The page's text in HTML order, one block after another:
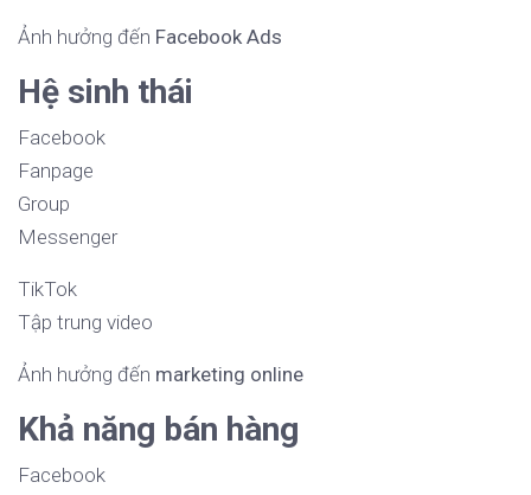
Ảnh hưởng đến Facebook Ads
Hệ sinh thái
Facebook
Fanpage
Group
Messenger
TikTok
Tập trung video
Ảnh hưởng đến marketing online
Khả năng bán hàng
Facebook